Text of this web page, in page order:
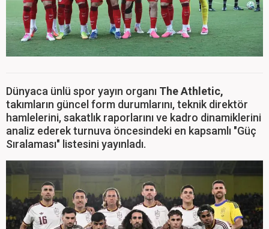
Dünyaca ünlü spor yayın organı The Athletic,
takımların güncel form durumlarını, teknik direktör
hamlelerini, sakatlık raporlarını ve kadro dinamiklerini
analiz ederek turnuva öncesindeki en kapsamlı "Güç
Sıralaması" listesini yayınladı.